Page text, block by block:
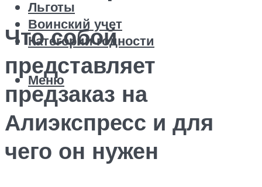
Льготы
Воинский учет
Категории годности
Меню
Что собой
представляет
предзаказ на
Алиэкспресс и для
чего он нужен